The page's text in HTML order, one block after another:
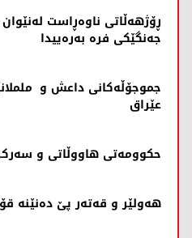
ڕۆژهەڵاتی ناوەڕاست
جەنگێکی فرە بەرەییدا
جموجۆڵەکانی داعش و
عێراق
حکوومەتی هاووڵاتی و
هەولێر و قەتەر پێ دەنێنە